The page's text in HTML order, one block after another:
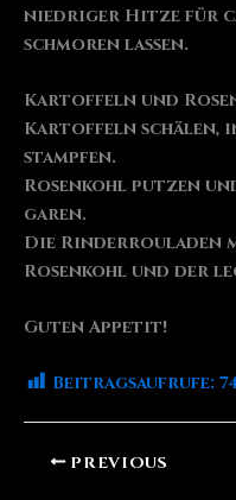
niedriger Hitze für
schmoren lassen.
Kartoffeln und
Kartoffeln schälen,
stampfen.
Rosenkohl putzen
garen.
Die Rinderrouladen
Rosenkohl und der
Guten Appetit!
Beitragsaufrufe:
PREVIOUS